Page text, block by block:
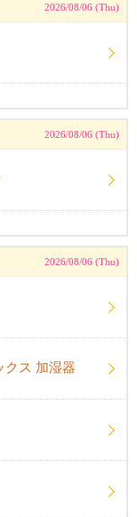
2026/08/06 (Thu)
2026/08/06 (Thu)
2026/08/06 (Thu)
クス 加湿器